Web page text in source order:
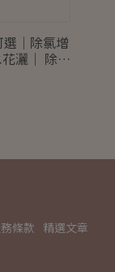
選｜除氯增
灑｜ 除氯
條款 精選文章